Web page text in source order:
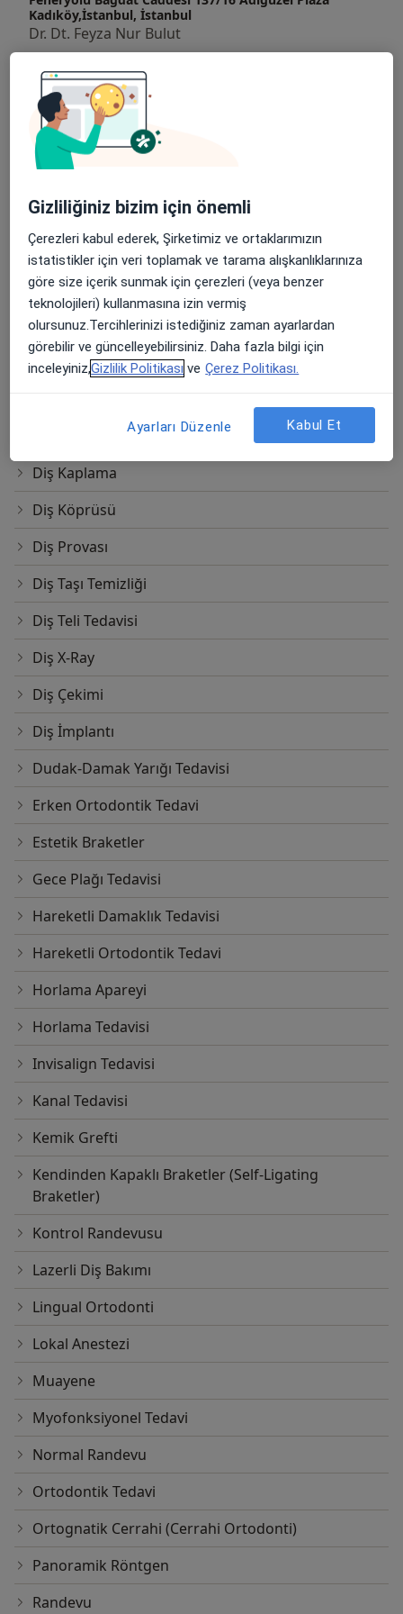
Yarıkları Derneği (DDYD) aktif üyesidir.
Uzman hekim Feyza Nur Bulut, Kōyō Dent diş
kliniğinde hastalarını kabul etmektedir. Türkçe,
İngilizce ve Fransızca dillerinde tedavi verme tecrübesi
vardır.
Kadıköy,İstanbul, İstanbul
Dr. Dt. Feyza Nur Bulut
Diğer Hizmetler
Ağız Bakımı(Diş Ve Diş Eti Bakımı)
Ağız Koruyucusu
Damon Sistemi Ve Kapaklı Braketler
Diastema Tedavisi
Diş Bakımı
Diş Bakımında Lazer Tedavisi
Diş Beyazlatma
Diş Ilacı Kullanımı
Diş Kaplama
Diş Köprüsü
Diş Provası
Diş Taşı Temizliği
Diş Teli Tedavisi
Diş X-Ray
Diş Çekimi
Diş İmplantı
Dudak-Damak Yarığı Tedavisi
Erken Ortodontik Tedavi
Estetik Braketler
Gece Plağı Tedavisi
Hareketli Damaklık Tedavisi
Hareketli Ortodontik Tedavi
Horlama Apareyi
Horlama Tedavisi
Invisalign Tedavisi
Kanal Tedavisi
Kemik Grefti
Kendinden Kapaklı Braketler (Self-Ligating
Braketler)
Kontrol Randevusu
Lazerli Diş Bakımı
Lingual Ortodonti
Lokal Anestezi
Muayene
Myofonksiyonel Tedavi
Normal Randevu
Ortodontik Tedavi
Ortognatik Cerrahi (Cerrahi Ortodonti)
Panoramik Röntgen
Randevu
Gizliliğiniz bizim için önemli
Çerezleri kabul ederek, Şirketimiz ve ortaklarımızın
istatistikler için veri toplamak ve tarama alışkanlıklarınıza
göre size içerik sunmak için çerezleri (veya benzer
teknolojileri) kullanmasına izin vermiş
olursunuz.Tercihlerinizi istediğiniz zaman ayarlardan
görebilir ve güncelleyebilirsiniz. Daha fazla bilgi için
inceleyiniz,Gizlilik Politikası ve Çerez Politikası.
Ayarları Düzenle Kabul Et